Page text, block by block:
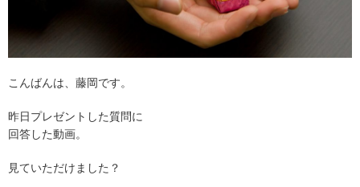
こんばんは、藤岡です。
昨日プレゼントした質問に
回答した動画。
見ていただけました？